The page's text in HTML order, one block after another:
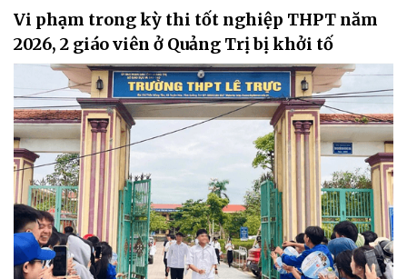
Vi phạm trong kỳ thi tốt nghiệp THPT năm
2026, 2 giáo viên ở Quảng Trị bị khởi tố